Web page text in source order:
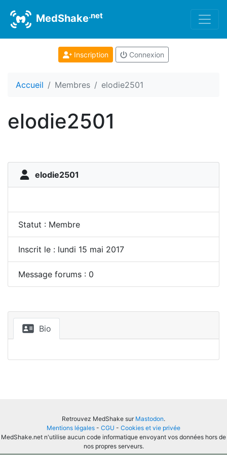
MedShake.net
Inscription Connexion
Accueil Membres elodie2501
elodie2501
elodie2501
Statut : Membre
Inscrit le : lundi 15 mai 2017
Message forums : 0
Bio
Retrouvez MedShake sur Mastodon.
Mentions légales - CGU - Cookies et vie privée
MedShake.net n'utilise aucun code informatique envoyant vos données hors de
nos propres serveurs.